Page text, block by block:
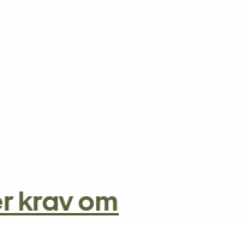
krav om